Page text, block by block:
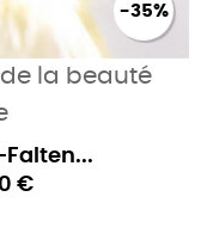
-35%
de la beauté
Falten...
€